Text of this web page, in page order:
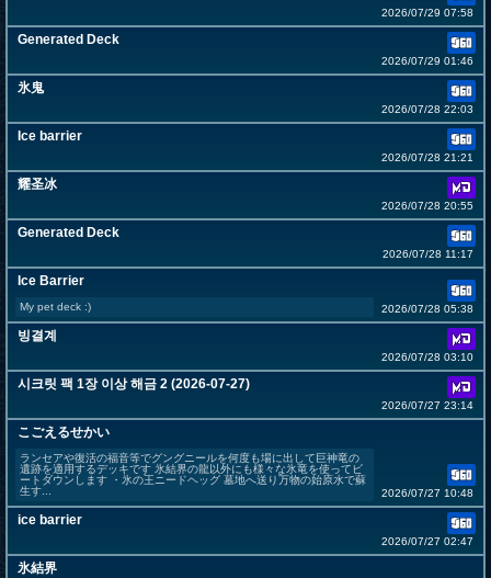
2026/07/29 07:58
Generated Deck
2026/07/29 01:46
氷鬼
2026/07/28 22:03
Ice barrier
2026/07/28 21:21
耀圣冰
2026/07/28 20:55
Generated Deck
2026/07/28 11:17
Ice Barrier
My pet deck :) 2026/07/28 05:38
빙결계
2026/07/28 03:10
시크릿 팩 1장 이상 해금 2 (2026-07-27)
2026/07/27 23:14
こごえるせかい
ランセアや復活の福音等でグングニールを何度も場に出して巨神竜の
遺跡を適用するデッキです 氷結界の龍以外にも様々な氷竜を使ってビ
ートダウンします ・氷の王ニードヘッグ 墓地へ送り万物の始原水で蘇
生す...
2026/07/27 10:48
ice barrier
2026/07/27 02:47
氷結界